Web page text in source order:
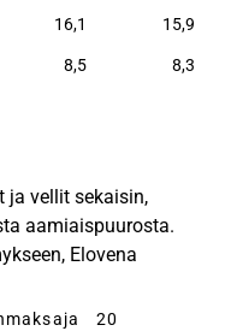
16,1 15,9
8,5 8,3
ja vellit sekaisin,
aamiaispuurosta.
Elovena
20